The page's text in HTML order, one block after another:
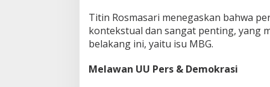
Titin Rosmasari menegaskan bahwa
kontekstual dan sangat penting, yang
belakang ini, yaitu isu MBG.
Melawan UU Pers & Demokrasi